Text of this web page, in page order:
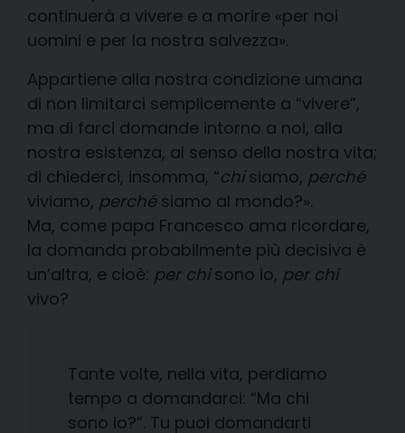
continuerà a vivere e a morire «per noi
uomini e per la nostra salvezza».
Appartiene alla nostra condizione umana
di non limitarci semplicemente a “vivere”,
ma di farci domande intorno a noi, alla
nostra esistenza, al senso della nostra vita;
di chiederci, insomma, “chisiamo, perché
viviamo, perchésiamo al mondo?».
Ma, come papa Francesco ama ricordare,
la domanda probabilmente più decisiva è
un’altra, e cioè: per chisono io, per chi
vivo?
Tante volte, nella vita, perdiamo
tempo a domandarci: “Ma chi
sono io?”. Tu puoi domandarti